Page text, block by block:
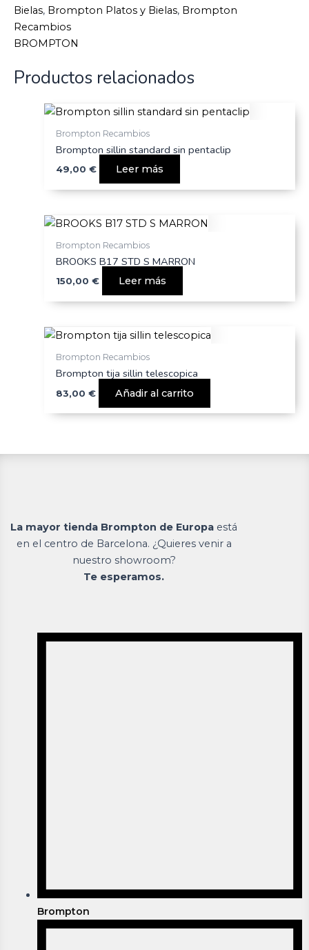
Bielas, Brompton Platos y Bielas, Brompton
Recambios
BROMPTON
Productos relacionados
Brompton Recambios
Brompton sillin standard sin pentaclip
49,00€ Leer más
Brompton Recambios
BROOKS B17 STD S MARRON
150,00€ Leer más
Brompton Recambios
Brompton tija sillin telescopica
83,00€ Añadir al carrito
La mayor tienda Brompton de Europa está
en el centro de Barcelona. ¿Quieres venir a
nuestro showroom?
Te esperamos.
Brompton